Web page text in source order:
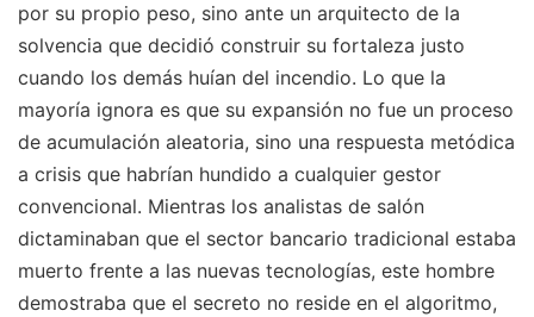
por su propio peso, sino ante un arquitecto de la
solvencia que decidió construir su fortaleza justo
cuando los demás huían del incendio. Lo que la
mayoría ignora es que su expansión no fue un proceso
de acumulación aleatoria, sino una respuesta metódica
a crisis que habrían hundido a cualquier gestor
convencional. Mientras los analistas de salón
dictaminaban que el sector bancario tradicional estaba
muerto frente a las nuevas tecnologías, este hombre
demostraba que el secreto no reside en el algoritmo,